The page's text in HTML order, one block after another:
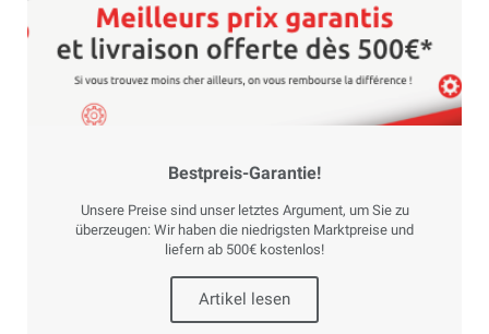
Bestpreis-Garantie!
Unsere Preise sind unser letztes Argument, um Sie zu
überzeugen: Wir haben die niedrigsten Marktpreise und
liefern ab 500€ kostenlos!
Artikel lesen